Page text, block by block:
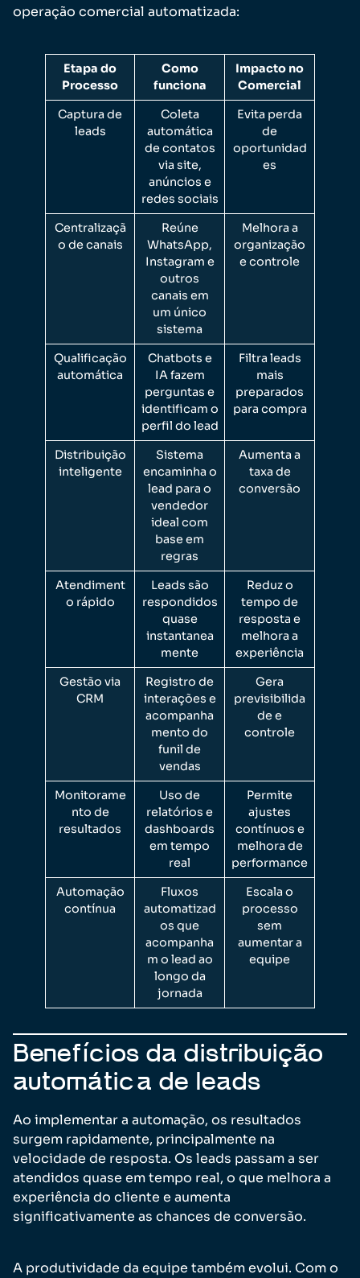
operação comercial automatizada:
Etapa do
Processo
Como
funciona
Impacto no
Comercial
Captura de
leads
Coleta
automática
de contatos
via site,
anúncios e
redes sociais
Evita perda
de
oportunidad
es
Centralizaçã
o de canais
Reúne
WhatsApp,
Instagram e
outros
canais em
um único
sistema
Melhora a
organização
e controle
Qualificação
automática
Chatbots e
IA fazem
perguntas e
identificam o
perfil do lead
Filtra leads
mais
preparados
para compra
Distribuição
inteligente
Sistema
encaminha o
lead para o
vendedor
ideal com
base em
regras
Aumenta a
taxa de
conversão
Atendiment
o rápido
Leads são
respondidos
quase
instantanea
mente
Reduz o
tempo de
resposta e
melhora a
experiência
Gestão via
CRM
Registro de
interações e
acompanha
mento do
funil de
vendas
Gera
previsibilida
de e
controle
Monitorame
nto de
resultados
Uso de
relatórios e
dashboards
em tempo
real
Permite
ajustes
contínuos e
melhora de
performance
Automação
contínua
Fluxos
automatizad
os que
acompanha
m o lead ao
longo da
jornada
Escala o
processo
sem
aumentar a
equipe
Benefícios da distribuição
automática de leads
Ao implementar a automação, os resultados
surgem rapidamente, principalmente na
velocidade de resposta. Os leads passam a ser
atendidos quase em tempo real, o que melhora a
experiência do cliente e aumenta
significativamente as chances de conversão.
A produtividade da equipe também evolui. Com o